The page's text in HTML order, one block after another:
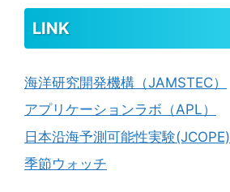
LINK
海洋研究開発機構（JAMSTEC）
アプリケーションラボ（APL）
日本沿海予測可能性実験(JCOPE)
季節ウォッチ